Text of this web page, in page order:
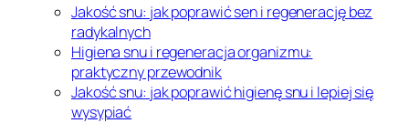
Jakość snu: jak poprawić sen i regenerację bez
radykalnych
Higiena snu i regeneracja organizmu:
praktyczny przewodnik
Jakość snu: jak poprawić higienę snu i lepiej się
wysypiać